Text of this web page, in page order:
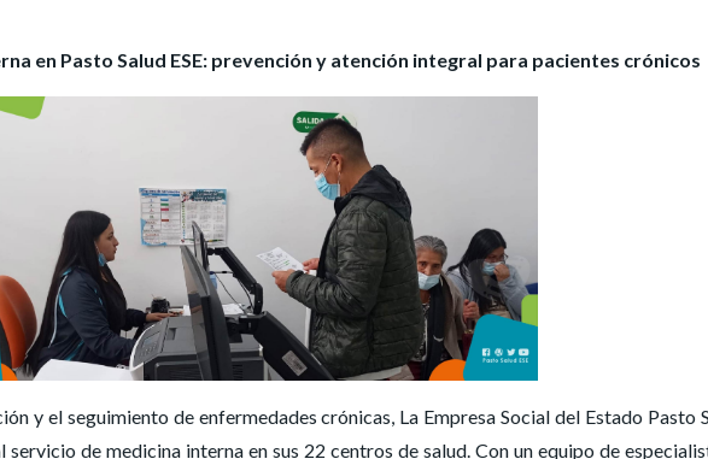
en Pasto Salud ESE: prevención y atención integral para pacientes crónicos
y el seguimiento de enfermedades crónicas, La Empresa Social del Estado Pasto
servicio de medicina interna en sus 22 centros de salud. Con un equipo de